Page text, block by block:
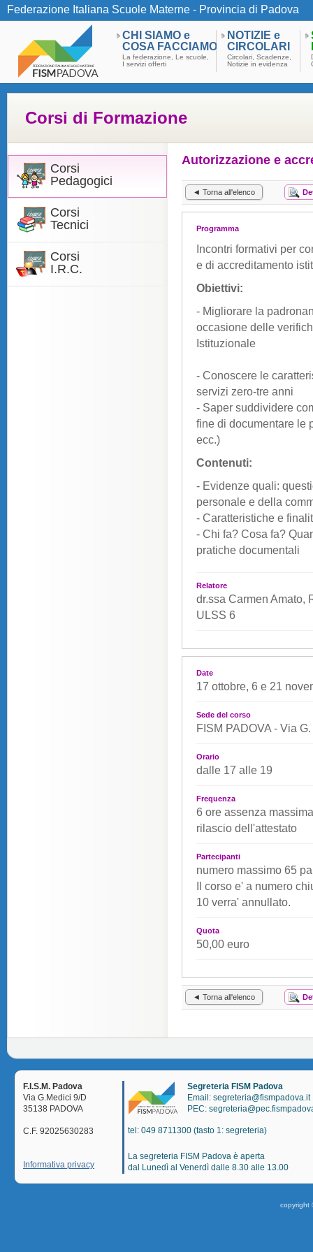
Federazione Italiana Scuole Materne - Provincia di Padova
CHI SIAMO e
COSA FACCIAMO
La federazione, Le scuole,
I servizi offerti
NOTIZIE e
CIRCOLARI
Circolari, Scadenze,
Notizie in evidenza
Corsi di Formazione
Corsi
Pedagogici
Corsi
Tecnici
Corsi
I.R.C.
Autorizzazione e
◄ Torna all'elenco
Programma
Incontri formativi per
e di accreditamento
Obiettivi:
- Migliorare la
occasione delle
Istituzionale
- Conoscere le
servizi zero-tre anni
- Saper suddividere
fine di documentare le
ecc.)
Contenuti:
- Evidenze quali:
personale e della
- Caratteristiche e
- Chi fa? Cosa fa?
pratiche documentali
Relatore
dr.ssa Carmen Amato,
ULSS 6
Date
17 ottobre, 6 e 21
Sede del corso
FISM PADOVA - Via
Orario
dalle 17 alle 19
Frequenza
6 ore assenza
rilascio dell'attestato
Partecipanti
numero massimo 65
Il corso e' a numero
10 verra' annullato.
Quota
50,00 euro
◄ Torna all'elenco
F.I.S.M. Padova
Via G.Medici 9/D
35138 PADOVA
C.F. 92025630283
Informativa privacy
Segreteria FISM Padova
Email: segreteria@fismpadova.it
PEC:
tel: 049 8711300 (tasto 1: segreteria)
La segreteria FISM Padova è aperta
dal Lunedì al Venerdì dalle 8.30 alle 13.00
copyright